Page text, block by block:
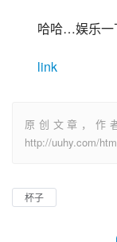
哈哈…娱乐一
link
原创文章，作
http://uuhy.com/
杯子